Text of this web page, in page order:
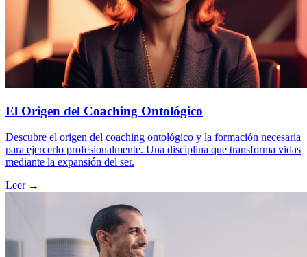
El Origen del Coaching Ontológico
Descubre el origen del coaching ontológico y la formación necesaria
para ejercerlo profesionalmente. Una disciplina que transforma vidas
mediante la expansión del ser.
Leer →